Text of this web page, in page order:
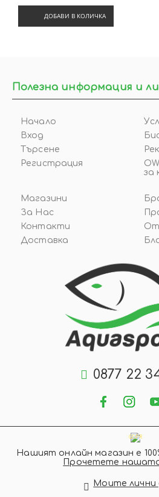
ДОБАВИ В КОЛИЧКА
0877 22
Полезна информация и
Начало
Вход
Търсене
Регистрация
за
Магазини
За Нас
Контакти
Доставка
GDPR
Нашият онлайн магазин е
Прочетете
Моите лични